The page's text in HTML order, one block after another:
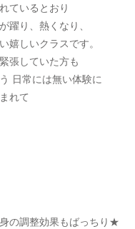
ているとおり
躍り、熱くなり、
嬉しいクラスです。
張していた方も
日常には無い体験に
れて
の調整効果もばっちり★